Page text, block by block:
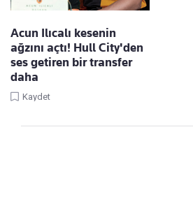
Acun Ilıcalı kesenin
ağzını açtı! Hull City'den
ses getiren bir transfer
daha
Kaydet